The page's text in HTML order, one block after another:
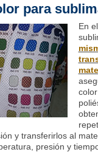
para
En
y transferirlos al
presión y